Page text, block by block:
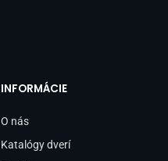
INFORMÁCIE
O nás
Katalógy dverí